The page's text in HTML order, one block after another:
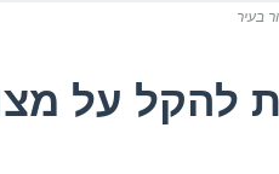
בעיר
להקל על